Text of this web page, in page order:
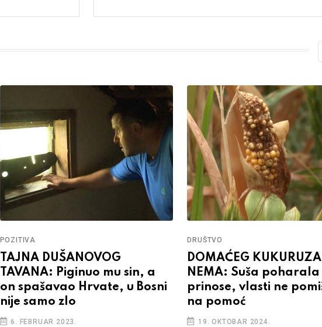
POZITIVA
TAJNA DUŠANOVOG
TAVANA: Piginuo mu sin, a
on spašavao Hrvate, u Bosni
nije samo zlo
6. FEBRUAR 2023.
DRUŠTVO
DOMAĆEG KUKURUZA
NEMA: Suša poharala
prinose, vlasti ne
na pomoć
19. OKTOBAR 2024.